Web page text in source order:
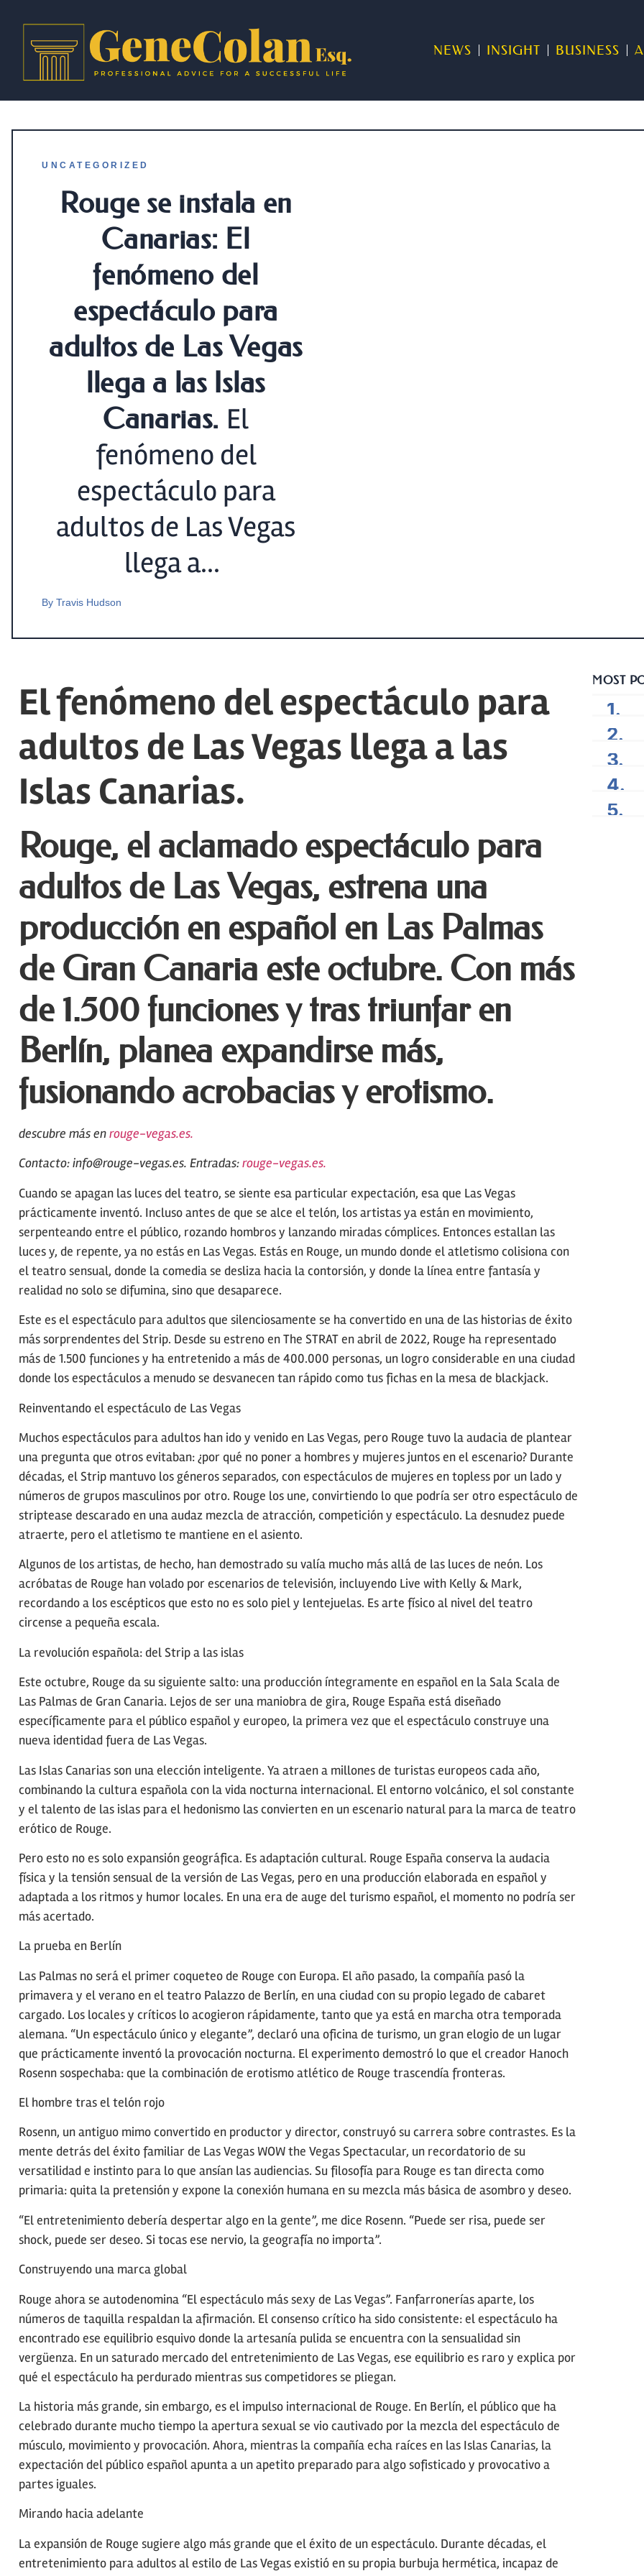
NEWS INSIGHT BUSINESS
UNCATEGORIZED
Rouge se instala en
Canarias: El
fenómeno del
espectáculo para
adultos de Las Vegas
llega a las Islas
Canarias. El
fenómeno del
espectáculo para
adultos de Las Vegas
llega a...
By Travis Hudson
El fenómeno del espectáculo para
adultos de Las Vegas llega a las
Islas Canarias.
Rouge, el aclamado espectáculo para
adultos de Las Vegas, estrena una
producción en español en Las Palmas
de Gran Canaria este octubre. Con más
de 1.500 funciones y tras triunfar en
Berlín, planea expandirse más,
fusionando acrobacias y erotismo.
descubre más enrouge-vegas.es.
Contacto:info@rouge-vegas.es. Entradas:rouge-vegas.es.
Cuando se apagan las luces del teatro, se siente esa particular expectación, esa que Las Vegas
prácticamente inventó. Incluso antes de que se alce el telón, los artistas ya están en movimiento,
serpenteando entre el público, rozando hombros y lanzando miradas cómplices. Entonces estallan las
luces y, de repente, ya no estás en Las Vegas. Estás en Rouge, un mundo donde el atletismo colisiona con
el teatro sensual, donde la comedia se desliza hacia la contorsión, y donde la línea entre fantasía y
realidad no solo se difumina, sino que desaparece.
Este es el espectáculo para adultos que silenciosamente se ha convertido en una de las historias de éxito
más sorprendentes del Strip. Desde su estreno en The STRAT en abril de 2022, Rouge ha representado
más de 1.500 funciones y ha entretenido a más de 400.000 personas, un logro considerable en una ciudad
donde los espectáculos a menudo se desvanecen tan rápido como tus fichas en la mesa de blackjack.
Reinventando el espectáculo de Las Vegas
Muchos espectáculos para adultos han ido y venido en Las Vegas, pero Rouge tuvo la audacia de plantear
una pregunta que otros evitaban: ¿por qué no poner a hombres y mujeres juntos en el escenario? Durante
décadas, el Strip mantuvo los géneros separados, con espectáculos de mujeres en topless por un lado y
números de grupos masculinos por otro. Rouge los une, convirtiendo lo que podría ser otro espectáculo de
striptease descarado en una audaz mezcla de atracción, competición y espectáculo. La desnudez puede
atraerte, pero el atletismo te mantiene en el asiento.
Algunos de los artistas, de hecho, han demostrado su valía mucho más allá de las luces de neón. Los
acróbatas de Rouge han volado por escenarios de televisión, incluyendo Live with Kelly & Mark,
recordando a los escépticos que esto no es solo piel y lentejuelas. Es arte físico al nivel del teatro
circense a pequeña escala.
La revolución española: del Strip a las islas
Este octubre, Rouge da su siguiente salto: una producción íntegramente en español en la Sala Scala de
Las Palmas de Gran Canaria. Lejos de ser una maniobra de gira, Rouge España está diseñado
específicamente para el público español y europeo, la primera vez que el espectáculo construye una
nueva identidad fuera de Las Vegas.
Las Islas Canarias son una elección inteligente. Ya atraen a millones de turistas europeos cada año,
combinando la cultura española con la vida nocturna internacional. El entorno volcánico, el sol constante
y el talento de las islas para el hedonismo las convierten en un escenario natural para la marca de teatro
erótico de Rouge.
Pero esto no es solo expansión geográfica. Es adaptación cultural. Rouge España conserva la audacia
física y la tensión sensual de la versión de Las Vegas, pero en una producción elaborada en español y
adaptada a los ritmos y humor locales. En una era de auge del turismo español, el momento no podría ser
más acertado.
La prueba en Berlín
Las Palmas no será el primer coqueteo de Rouge con Europa. El año pasado, la compañía pasó la
primavera y el verano en el teatro Palazzo de Berlín, en una ciudad con su propio legado de cabaret
cargado. Los locales y críticos lo acogieron rápidamente, tanto que ya está en marcha otra temporada
alemana. “Un espectáculo único y elegante”, declaró una oficina de turismo, un gran elogio de un lugar
que prácticamente inventó la provocación nocturna. El experimento demostró lo que el creador Hanoch
Rosenn sospechaba: que la combinación de erotismo atlético de Rouge trascendía fronteras.
El hombre tras el telón rojo
Rosenn, un antiguo mimo convertido en productor y director, construyó su carrera sobre contrastes. Es la
mente detrás del éxito familiar de Las Vegas WOW the Vegas Spectacular, un recordatorio de su
versatilidad e instinto para lo que ansían las audiencias. Su filosofía para Rouge es tan directa como
primaria: quita la pretensión y expone la conexión humana en su mezcla más básica de asombro y deseo.
“El entretenimiento debería despertar algo en la gente”, me dice Rosenn. “Puede ser risa, puede ser
shock, puede ser deseo. Si tocas ese nervio, la geografía no importa”.
Construyendo una marca global
Rouge ahora se autodenomina “El espectáculo más sexy de Las Vegas”. Fanfarronerías aparte, los
números de taquilla respaldan la afirmación. El consenso crítico ha sido consistente: el espectáculo ha
encontrado ese equilibrio esquivo donde la artesanía pulida se encuentra con la sensualidad sin
vergüenza. En un saturado mercado del entretenimiento de Las Vegas, ese equilibrio es raro y explica por
qué el espectáculo ha perdurado mientras sus competidores se pliegan.
La historia más grande, sin embargo, es el impulso internacional de Rouge. En Berlín, el público que ha
celebrado durante mucho tiempo la apertura sexual se vio cautivado por la mezcla del espectáculo de
músculo, movimiento y provocación. Ahora, mientras la compañía echa raíces en las Islas Canarias, la
expectación del público español apunta a un apetito preparado para algo sofisticado y provocativo a
partes iguales.
Mirando hacia adelante
La expansión de Rouge sugiere algo más grande que el éxito de un espectáculo. Durante décadas, el
entretenimiento para adultos al estilo de Las Vegas existió en su propia burbuja hermética, incapaz de
MOST